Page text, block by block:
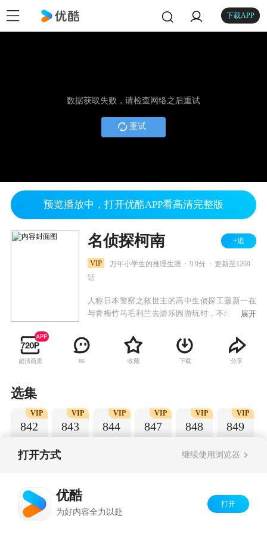
下载APP
数据获取失败，请检查网络之后重试
重试
预览播放中，打开优酷APP看高清完整版
名侦探柯南 +追
VIP 万年小学生的推理生涯 9.9分
更新至1269
话
人称日本警察之救世主的高中生侦探工藤新一在
与青梅竹马毛利兰去游乐园游玩时，不经意中发
踪，并目睹了黑衣人正在进行可疑交易。不料，
却被另一名黑衣人在背后击晕，被强行灌下一种
名为APTX-4869的毒药，致使身体变小。为了在
为“江户川柯南”，并寄住在毛利兰的家中。作为
侦探，柯南实在看不下去毛利小五郎经常做的一
展开
超清画质 86 收藏 下载 分享
选集
842
VIP
843
VIP
844
VIP
847
VIP
848
VIP
849
VIP
打开方式 继续使用浏览器
优酷
为好内容全力以赴
打开